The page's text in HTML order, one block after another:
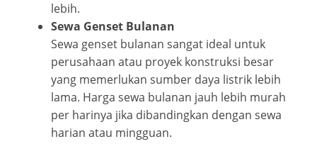
lebih.
Sewa Genset Bulanan
Sewa genset bulanan sangat ideal untuk
perusahaan atau proyek konstruksi besar
yang memerlukan sumber daya listrik lebih
lama. Harga sewa bulanan jauh lebih murah
per harinya jika dibandingkan dengan sewa
harian atau mingguan.